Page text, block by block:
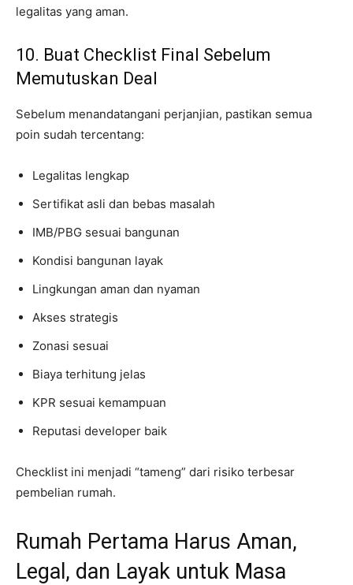
legalitas yang aman.
10. Buat Checklist Final Sebelum
Memutuskan Deal
Sebelum menandatangani perjanjian, pastikan semua
poin sudah tercentang:
Legalitas lengkap
Sertifikat asli dan bebas masalah
IMB/PBG sesuai bangunan
Kondisi bangunan layak
Lingkungan aman dan nyaman
Akses strategis
Zonasi sesuai
Biaya terhitung jelas
KPR sesuai kemampuan
Reputasi developer baik
Checklist ini menjadi “tameng” dari risiko terbesar
pembelian rumah.
Rumah Pertama Harus Aman,
Legal, dan Layak untuk Masa